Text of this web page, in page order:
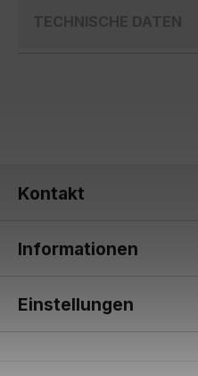
TECHNISCHE DATEN
Kontakt
Informationen
Einstellungen